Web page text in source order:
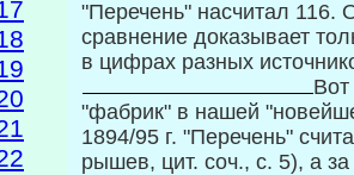
"Перечень" насчитал
сравнение доказывает
в цифрах разных
"фабрик" в нашей
1894/95 г. "Перечень"
рышев, цит. соч., с. 5), а